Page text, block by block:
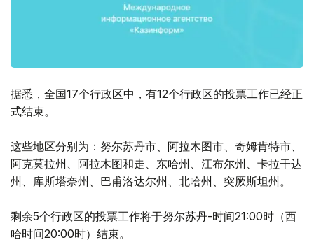
据悉，全国17个行政区中，有12个行政区的投票工作已经正
式结束。
这些地区分别为：努尔苏丹市、阿拉木图市、奇姆肯特市、
阿克莫拉州、阿拉木图和走、东哈州、江布尔州、卡拉干达
州、库斯塔奈州、巴甫洛达尔州、北哈州、突厥斯坦州。
剩余5个行政区的投票工作将于努尔苏丹-时间21:00时（西
哈时间20:00时）结束。